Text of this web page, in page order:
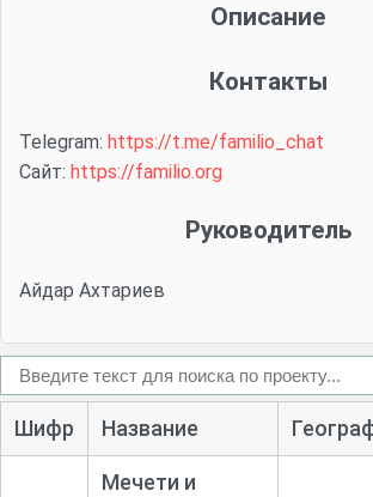
Описание
Контакты
Telegram: https://t.me/familio_chat
Сайт: https://familio.org
Руководитель
Айдар Ахтариев
Шифр Название
Мечети и